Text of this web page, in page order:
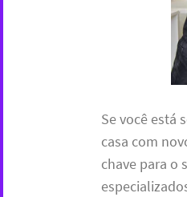
Se você está
casa com
chave para o